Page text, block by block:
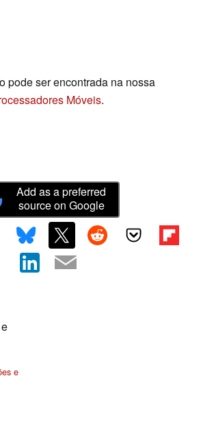
pode ser encontrada na nossa
Móveis.
Add as a preferred
source on Google
e
e